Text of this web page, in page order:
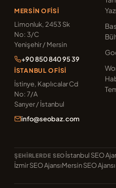
MERSIN OFISI
Limonluk, 2453 Sk
No: 3/C
Yenişehir / Mersin
+90 850 840 95 39
İSTANBUL OFISI
İstinye, Kaplıcalar Cd
No: 7/A
Sarıyer / İstanbul
info@seobaz.com
ŞEHIRLERDE SEO İstanbul SEO
İzmir SEO AjansıMersin SEO Ajansı